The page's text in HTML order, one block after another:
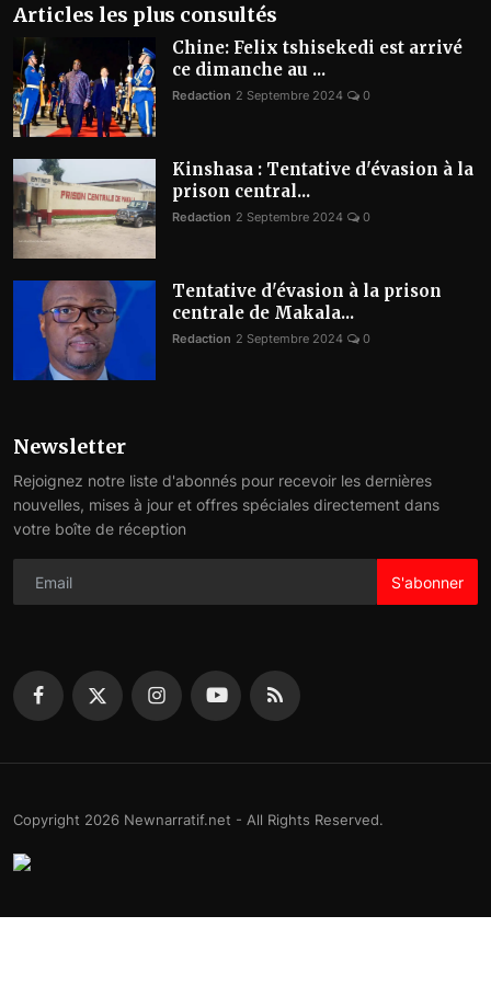
Articles les plus consultés
Chine: Felix tshisekedi est arrivé
ce dimanche au ...
Redaction 2 Septembre 2024 0
Kinshasa : Tentative d'évasion à la
prison central...
Redaction 2 Septembre 2024 0
Tentative d'évasion à la prison
centrale de Makala...
Redaction 2 Septembre 2024 0
Newsletter
Rejoignez notre liste d'abonnés pour recevoir les dernières
nouvelles, mises à jour et offres spéciales directement dans
votre boîte de réception
S'abonner
Copyright 2026 Newnarratif.net - All Rights Reserved.